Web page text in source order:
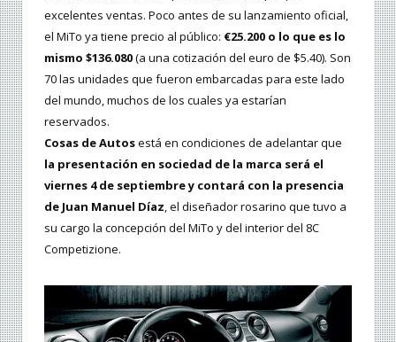
excelentes ventas. Poco antes de su lanzamiento oficial,
el MiTo ya tiene precio al público: €25.200 o lo que es lo
mismo $136.080(a una cotización del euro de $5.40). Son
70 las unidades que fueron embarcadas para este lado
del mundo, muchos de los cuales ya estarían
reservados.
Cosas de Autosestá en condiciones de adelantar que
la presentación en sociedad de la marca será el
viernes 4 de septiembre y contará con la presencia
de Juan Manuel Díaz, el diseñador rosarino que tuvo a
su cargo la concepción del MiTo y del interior del 8C
Competizione.